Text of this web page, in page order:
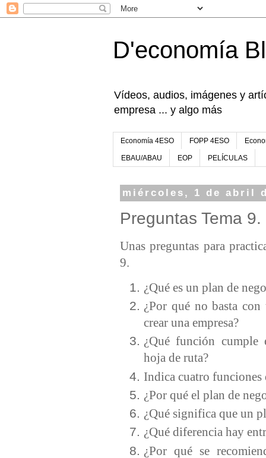
D'economía
Vídeos, audios, imágenes y
empresa ... y algo más
Economía 4ESO FOPP 4ESO
EBAU/ABAU EOP PELÍCULAS
miércoles, 1 de abril
Preguntas Tema
Unas preguntas para
9.
¿Qué es un plan de
¿Por qué no basta con
crear una empresa?
¿Qué función
hoja de ruta?
Indica cuatro
¿Por qué el plan de
¿Qué significa que un
¿Qué diferencia hay
¿Por qué se